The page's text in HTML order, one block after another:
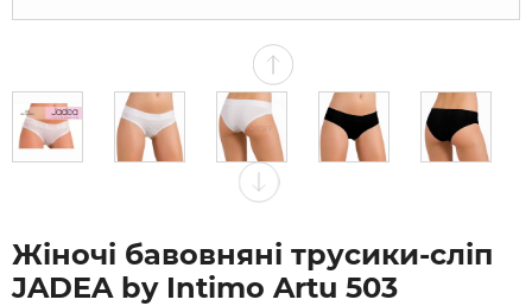
Жіночі бавовняні трусики-сліп
JADEA by Intimo Artu 503